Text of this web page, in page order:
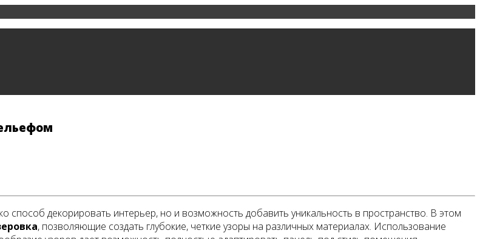
декорировать интерьер, но и возможность добавить уникальность в пространство. В этом
, позволяющие создать глубокие, четкие узоры на различных материалах. Использование